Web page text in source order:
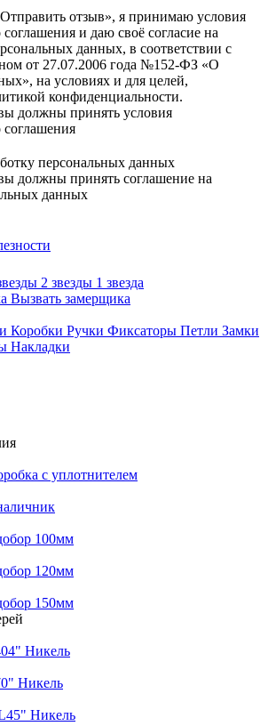
отзыв», я принимаю условия
соглашения и даю своё согласие на
данных, в соответствии с
от 27.07.2006 года №152-ФЗ «О
на условиях и для целей,
конфиденциальности.
должны принять условия
соглашения
персональных данных
должны принять соглашение на
данных
2 звезды 1 звезда
Вызвать замерщика
Коробки Ручки Фиксаторы Петли Замки
Накладки
с уплотнителем
100мм
120мм
150мм
Никель
Никель
Никель